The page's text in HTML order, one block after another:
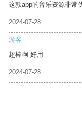
这款app的音乐资源非常
2024-07-28
游客
超棒啊 好用
2024-07-28